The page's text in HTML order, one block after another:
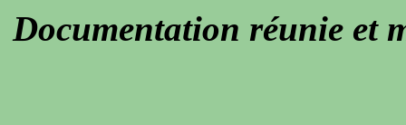
Documentation réunie et